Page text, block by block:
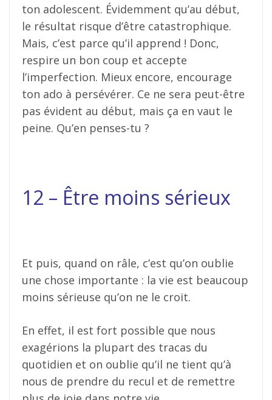
ton adolescent. Évidemment qu’au début,
le résultat risque d’être catastrophique.
Mais, c’est parce qu’il apprend ! Donc,
respire un bon coup et accepte
l’imperfection. Mieux encore, encourage
ton ado à persévérer. Ce ne sera peut-être
pas évident au début, mais ça en vaut le
peine. Qu’en penses-tu ?
12 – Être moins sérieux
Et puis, quand on râle, c’est qu’on oublie
une chose importante : la vie est beaucoup
moins sérieuse qu’on ne le croit.
En effet, il est fort possible que nous
exagérions la plupart des tracas du
quotidien et on oublie qu’il ne tient qu’à
nous de prendre du recul et de remettre